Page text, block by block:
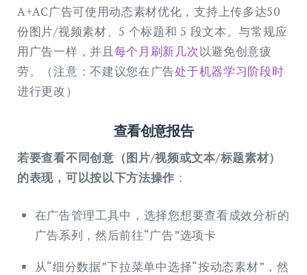
A+AC广告可使用动态素材优化，支持上传多达50
份图片/视频素材、5 个标题和 5 段文本。与常规应
用广告一样，并且 每个月刷新几次以避免创意疲
劳。（注意：不建议您在广告处于机器学习阶段时
进行更改）
查看创意报告
若要查看不同创意（图片/视频或文本/标题素材）
的表现，可以按以下方法操作 ：
在广告管理工具中，选择您想要查看成效分析的
广告系列，然后前往“广告”选项卡
从“细分数据”下拉菜单中选择“按动态素材”，然